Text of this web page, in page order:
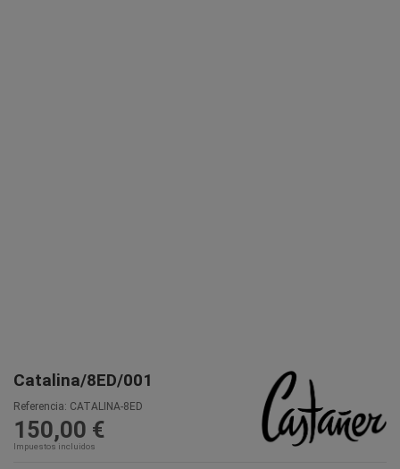
Catalina/8ED/001
Referencia: CATALINA-8ED
150,00 €
Impuestos incluidos